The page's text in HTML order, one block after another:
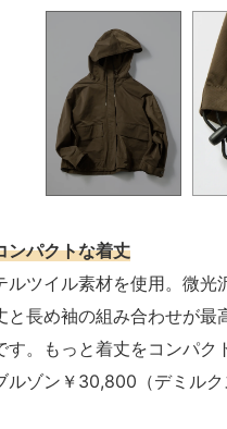
ンパクトな着丈
ルツイル素材を使用。微
と長め袖の組み合わせが
。もっと着丈をコンパク
ルゾン￥30,800（デミル